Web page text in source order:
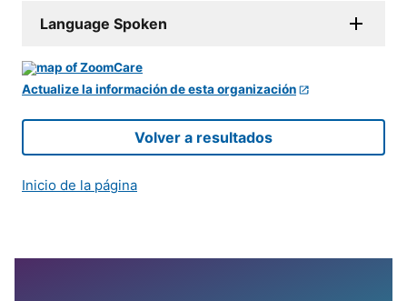
Language Spoken
Actualize la información de esta organización
Volver a resultados
Inicio de la página